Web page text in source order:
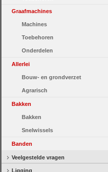
Graafmachines
Machines
Toebehoren
Onderdelen
Allerlei
Bouw- en grondverzet
Agrarisch
Bakken
Bakken
Snelwissels
Banden
Veelgestelde vragen
Ligging